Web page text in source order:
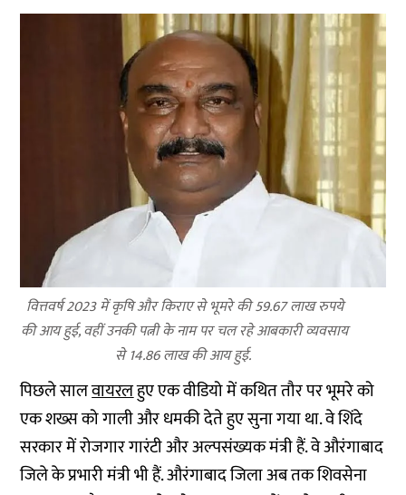
वित्तवर्ष 2023 में कृषि और किराए से भूमरे की 59.67 लाख रुपये
की आय हुई, वहीं उनकी पत्नी के नाम पर चल रहे आबकारी व्यवसाय
से 14.86 लाख की आय हुई.
पिछले सालवायरलहुए एक वीडियो में कथित तौर पर भूमरे को
एक शख्स को गाली और धमकी देते हुए सुना गया था. वे शिंदे
सरकार में रोजगार गारंटी और अल्पसंख्यक मंत्री हैं. वे औरंगाबाद
जिले के प्रभारी मंत्री भी हैं. औरंगाबाद जिला अब तक शिवसेना